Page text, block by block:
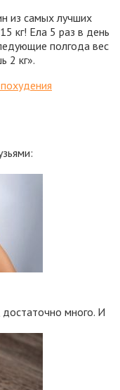
из самых лучших
кг! Ела 5 раз в день
полгода вес
2 кг».
много. И